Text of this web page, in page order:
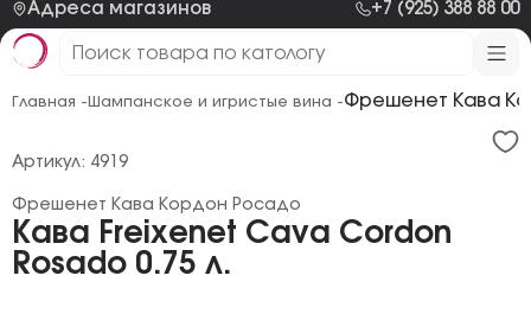
Адреса магазинов +7 (925) 388 88 00
Главная - Шампанское и игристые вина -Фрешенет Кава
Кава Freixenet Cava Cordon
Rosado 0.75 л.
Фрешенет Кава Кордон Росадо
Артикул: 4919